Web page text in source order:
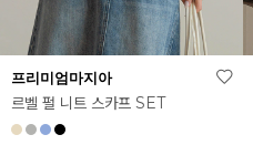
프리미엄마지아
르벨 펄 니트 스카프 SET